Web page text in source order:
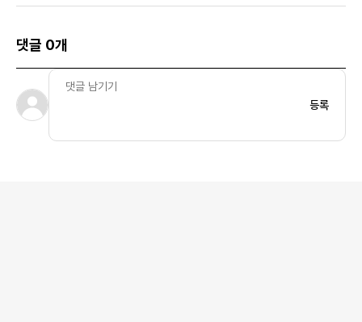
댓글 0개
등록